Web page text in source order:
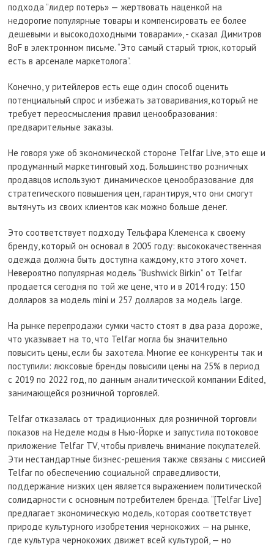
подхода ”лидер потерь» — жертвовать наценкой на
недорогие популярные товары и компенсировать ее более
дешевыми и высокодоходными товарами», - сказал Димитров
BoF в электронном письме. “Это самый старый трюк, который
есть в арсенале маркетолога”.
Конечно, у ритейлеров есть еще один способ оценить
потенциальный спрос и избежать затоваривания, который не
требует переосмысления правил ценообразования:
предварительные заказы.
Не говоря уже об экономической стороне Telfar Live, это еще и
продуманный маркетинговый ход. Большинство розничных
продавцов используют динамическое ценообразование для
стратегического повышения цен, гарантируя, что они смогут
вытянуть из своих клиентов как можно больше денег.
Это соответствует подходу Тельфара Клеменса к своему
бренду, который он основал в 2005 году: высококачественная
одежда должна быть доступна каждому, кто этого хочет.
Невероятно популярная модель “Bushwick Birkin” от Telfar
продается сегодня по той же цене, что и в 2014 году: 150
долларов за модель mini и 257 долларов за модель large.
На рынке перепродажи сумки часто стоят в два раза дороже,
что указывает на то, что Telfar могла бы значительно
повысить цены, если бы захотела. Многие ее конкуренты так и
поступили: люксовые бренды повысили цены на 25% в период
с 2019 по 2022 год, по данным аналитической компании Edited,
занимающейся розничной торговлей.
Telfar отказалась от традиционных для розничной торговли
показов на Неделе моды в Нью-Йорке и запустила потоковое
приложение Telfar TV, чтобы привлечь внимание покупателей.
Эти нестандартные бизнес-решения также связаны с миссией
Telfar по обеспечению социальной справедливости,
поддержание низких цен является выражением политической
солидарности с основным потребителем бренда. “[Telfar Live]
предлагает экономическую модель, которая соответствует
природе культурного изобретения чернокожих — на рынке,
где культура чернокожих движет всей культурой, — но